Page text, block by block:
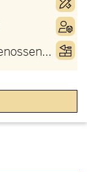
Wohnungsbauvereine und Genossenschaften​